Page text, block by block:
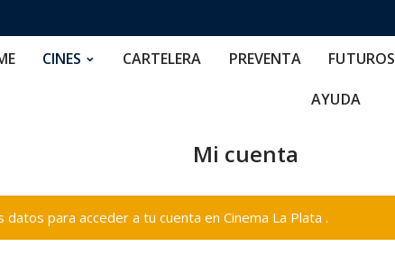
CINES CARTELERA PREVENTA FUTUROS
AYUDA
Mi cuenta
datos para acceder a tu cuenta en Cinema La Plata .